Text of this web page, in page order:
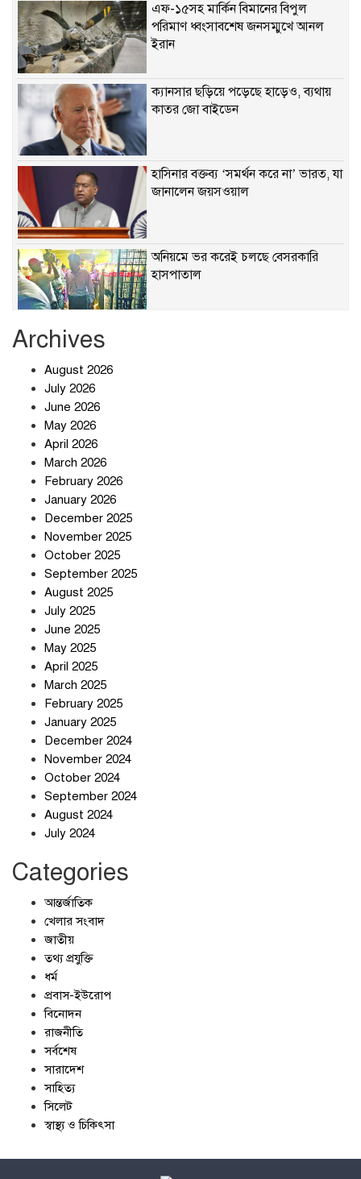
এফ-১৫সহ মার্কিন বিমানের বিপুল
পরিমাণ ধ্বংসাবশেষ জনসম্মুখে আনল
ইরান
ক্যানসার ছড়িয়ে পড়েছে হাড়েও, ব্যথায়
কাতর জো বাইডেন
হাসিনার বক্তব্য ‘সমর্থন করে না’ ভারত, যা
জানালেন জয়সওয়াল
অনিয়মে ভর করেই চলছে বেসরকারি
হাসপাতাল
Archives
August 2026
July 2026
June 2026
May 2026
April 2026
March 2026
February 2026
January 2026
December 2025
November 2025
October 2025
September 2025
August 2025
July 2025
June 2025
May 2025
April 2025
March 2025
February 2025
January 2025
December 2024
November 2024
October 2024
September 2024
August 2024
July 2024
Categories
আন্তর্জাতিক
খেলার সংবাদ
জাতীয়
তথ্য প্রযুক্তি
ধর্ম
প্রবাস-ইউরোপ
বিনোদন
রাজনীতি
সর্বশেষ
সারাদেশ
সাহিত্য
সিলেট
স্বাস্থ্য ও চিকিৎসা